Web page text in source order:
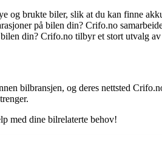
og brukte biler, slik at du kan finne
på bilen din? Crifo.no
din? Crifo.no tilbyr et stort utvalg
bilbransjen, og deres nettsted
med dine bilrelaterte behov!